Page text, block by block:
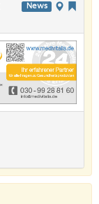
News